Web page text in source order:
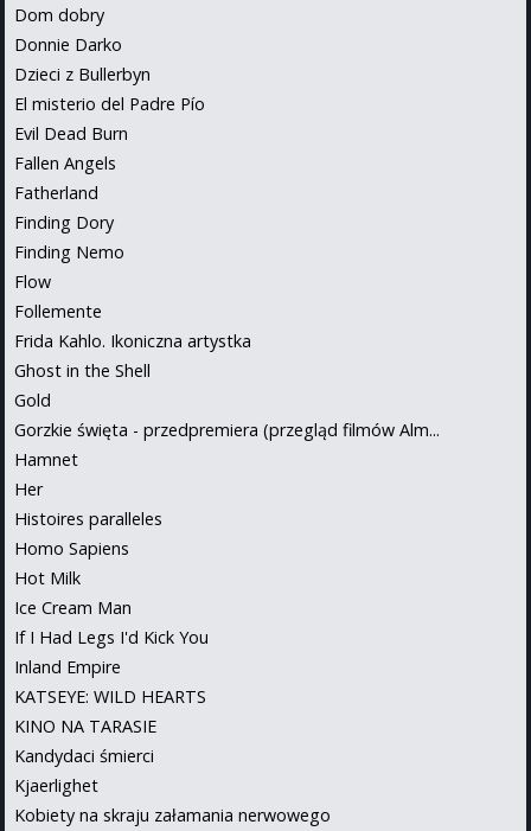
Dom dobry
Donnie Darko
Dzieci z Bullerbyn
El misterio del Padre Pío
Evil Dead Burn
Fallen Angels
Fatherland
Finding Dory
Finding Nemo
Flow
Follemente
Frida Kahlo. Ikoniczna artystka
Ghost in the Shell
Gold
Gorzkie święta - przedpremiera (przegląd filmów Alm...
Hamnet
Her
Histoires paralleles
Homo Sapiens
Hot Milk
Ice Cream Man
If I Had Legs I'd Kick You
Inland Empire
KATSEYE: WILD HEARTS
KINO NA TARASIE
Kandydaci śmierci
Kjaerlighet
Kobiety na skraju załamania nerwowego